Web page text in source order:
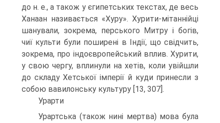
до н. е., а також у єгипетських текстах, де весь
Ханаан називається «Хуру». Хурити-мітаннійці
шанували, зокрема, персь­кого Митру і богів,
чиї культи були поширені в Індії, що свідчить,
зокрема, про ін­доєвропейський вплив. Хурити,
у свою чергу, вплинули на хетів, коли увійшли
до складу Хетської імперії й куди принесли з
собою вавилонську культуру [13, 307].
Урарти
Урартська (також нині мертва) мова була